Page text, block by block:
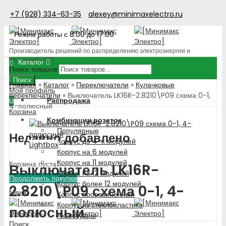
+7 (928) 334-63-35
alexey@minimaxelectro.ru
Режим работы с 8.00 до 17.00
Производитель решений по распределению электроэнергии и
поставщик ЭТП
Поиск товаров
Поиск
Мой профиль
0
Корзина
Недавно добавлено
Корзина пуста!
Продолжить покупки
Меню
Поиск
Каталог
Распродажа
Комбинации розеток
Популярные
Корпус до 4-х модулей
Корпус на 6 модулей
Корпус на 11 модулей
Корпус на 12 модулей
Корпус более 12 модулей
Корпус прорезиненный
Корпус из стеклопластика
Аксессуары
Главная » Каталог » Переключатели » Кулачковые
переключатели » Выключатель LK16R-2.8210\P09 схема 0-1,
4-полюсный
Lightbox
Выключатель LK16R-
2.8210\P09 схема 0-1, 4-
полюсный